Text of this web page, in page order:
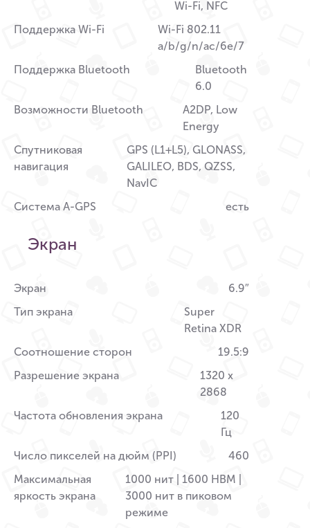
Wi-Fi, NFC
Поддержка Wi-Fi
Wi-Fi 802.11
a/b/g/n/ac/6e/7
Поддержка Bluetooth
Bluetooth
6.0
Возможности Bluetooth
A2DP, Low
Energy
Спутниковая
навигация
GPS (L1+L5), GLONASS,
GALILEO, BDS, QZSS,
NavIC
Система A-GPS
есть
Экран
Экран
6.9″
Тип экрана
Super
Retina XDR
Соотношение сторон
19.5:9
Разрешение экрана
1320 x
2868
Частота обновления экрана
120
Гц
Число пикселей на дюйм (PPI)
460
Максимальная
яркость экрана
1000 нит | 1600 HBM |
3000 нит в пиковом
режиме